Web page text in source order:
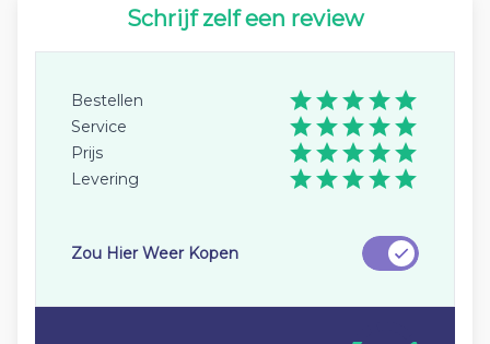
Schrijf zelf een review
Bestellen
Service
Prijs
Levering
Zou Hier Weer Kopen